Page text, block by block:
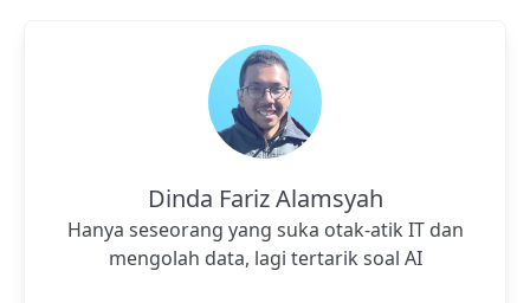
Dinda Fariz Alamsyah
Hanya seseorang yang suka otak-atik IT dan
mengolah data, lagi tertarik soal AI